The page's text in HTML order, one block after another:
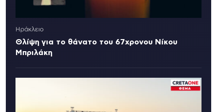
Ηράκλειο
Θλίψη για το θάνατο του 67χρονου Νίκου
Μπριλάκη